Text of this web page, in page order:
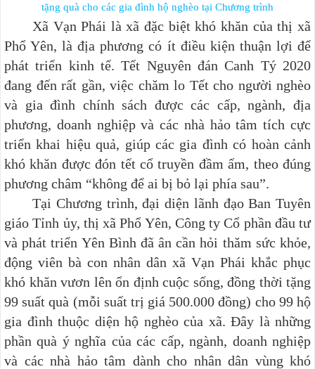
tặng quà cho các gia đình hộ nghèo tại Chương trình
Xã Vạn Phái là xã đặc biệt khó khăn của thị xã
Phổ Yên, là địa phương có ít điều kiện thuận lợi để
phát triển kinh tế. Tết Nguyên đán Canh Tý 2020
đang đến rất gần, việc chăm lo Tết cho người nghèo
và gia đình chính sách được các cấp, ngành, địa
phương, doanh nghiệp và các nhà hảo tâm tích cực
triển khai hiệu quả, giúp các gia đình có hoàn cảnh
khó khăn được đón tết cổ truyền đầm ấm, theo đúng
phương châm “không để ai bị bỏ lại phía sau”.
Tại Chương trình, đại diện lãnh đạo Ban Tuyên
giáo Tỉnh ủy, thị xã Phổ Yên, Công ty Cổ phần đầu tư
và phát triển Yên Bình đã ân cần hỏi thăm sức khỏe,
động viên bà con nhân dân xã Vạn Phái khắc phục
khó khăn vươn lên ổn định cuộc sống, đồng thời tặng
99 suất quà (mỗi suất trị giá 500.000 đồng) cho 99 hộ
gia đình thuộc diện hộ nghèo của xã. Đây là những
phần quà ý nghĩa của các cấp, ngành, doanh nghiệp
và các nhà hảo tâm dành cho nhân dân vùng khó